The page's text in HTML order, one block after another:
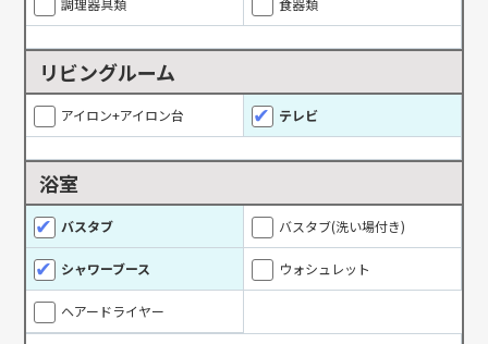
リビングルーム
アイロン+アイロン台 テレビ
浴室
バスタブ バスタブ(洗い場付き)
シャワーブース ウォシュレット
ヘアードライヤー